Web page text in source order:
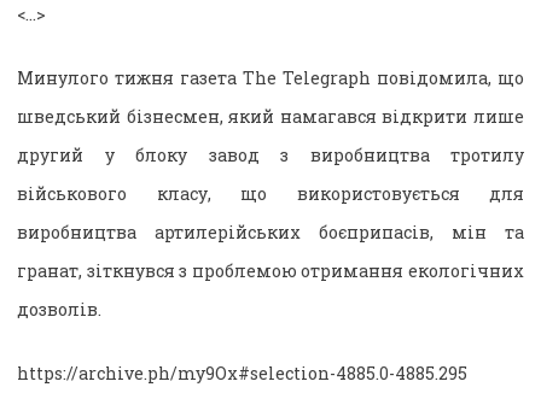
<…>
Минулого тижня газета The Telegraph повідомила, що
шведський бізнесмен, який намагався відкрити лише
другий у блоку завод з виробництва тротилу
військового класу, що використовується для
виробництва артилерійських боєприпасів, мін та
гранат, зіткнувся з проблемою отримання екологічних
дозволів.
https://archive.ph/my9Ox#selection-4885.0-4885.295